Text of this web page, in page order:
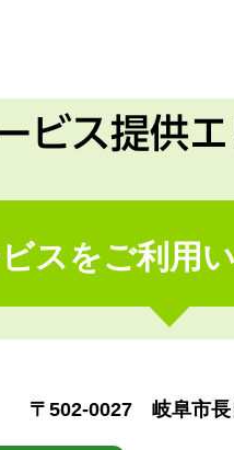
ビス提供
スをご利用
〒502-0027 岐阜市長